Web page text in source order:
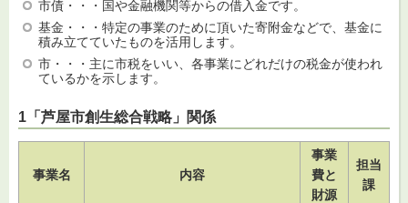
市債・・・国や金融機関等からの借入金です。
基金・・・特定の事業のために頂いた寄附金などで、基金に
積み立てていたものを活用します。
市・・・主に市税をいい、各事業にどれだけの税金が使われ
ているかを示します。
1「芦屋市創生総合戦略」関係
事業名 内容
事業
費と
財源
担当
課